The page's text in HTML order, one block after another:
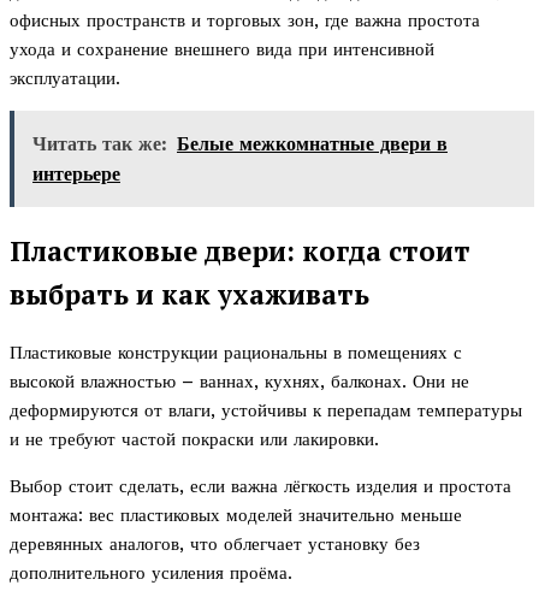
офисных пространств и торговых зон, где важна простота
ухода и сохранение внешнего вида при интенсивной
эксплуатации.
Читать так же: Белые межкомнатные двери в
интерьере
Пластиковые двери: когда стоит
выбрать и как ухаживать
Пластиковые конструкции рациональны в помещениях с
высокой влажностью – ваннах, кухнях, балконах. Они не
деформируются от влаги, устойчивы к перепадам температуры
и не требуют частой покраски или лакировки.
Выбор стоит сделать, если важна лёгкость изделия и простота
монтажа: вес пластиковых моделей значительно меньше
деревянных аналогов, что облегчает установку без
дополнительного усиления проёма.